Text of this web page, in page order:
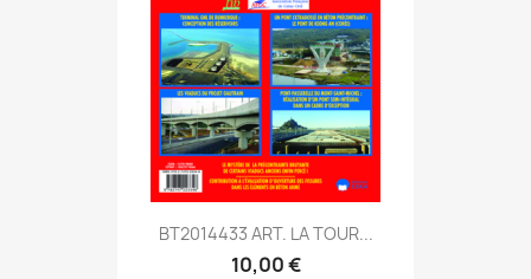
BT2014433 ART. LA TOUR...
10,00 €